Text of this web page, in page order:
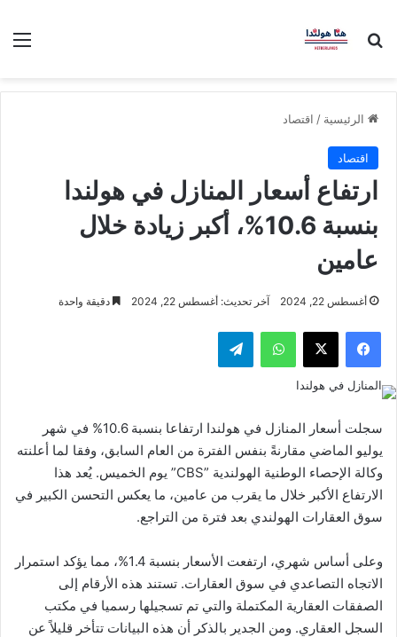
بحث عن
الرئيسية / اقتصاد
اقتصاد
ارتفاع أسعار المنازل في هولندا
بنسبة 10.6%، أكبر زيادة خلال
عامين
أغسطس 22, 2024 آخر تحديث: أغسطس 22, 2024 دقيقة واحدة
فيسبوك ‫X واتساب تيلقرام
سجلت أسعار المنازل في هولندا ارتفاعا بنسبة 10.6% في شهر
يوليو الماضي مقارنةً بنفس الفترة من العام السابق، وفقا لما أعلنته
وكالة الإحصاء الوطنية الهولندية ”CBS” يوم الخميس. يُعد هذا
الارتفاع الأكبر خلال ما يقرب من عامين، ما يعكس التحسن الكبير في
سوق العقارات الهولندي بعد فترة من التراجع.
وعلى أساس شهري، ارتفعت الأسعار بنسبة 1.4%، مما يؤكد استمرار
الاتجاه التصاعدي في سوق العقارات. تستند هذه الأرقام إلى
الصفقات العقارية المكتملة والتي تم تسجيلها رسميا في مكتب
السجل العقاري. ومن الجدير بالذكر أن هذه البيانات تتأخر قليلاً عن